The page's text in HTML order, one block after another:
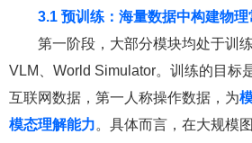
3.1 预训练：海量数据中构建物
第一阶段，大部分模块均处于训
VLM、World Simulator。训练的目标
互联网数据，第一人称操作数据，为
模态理解能力。具体而言，在大规模